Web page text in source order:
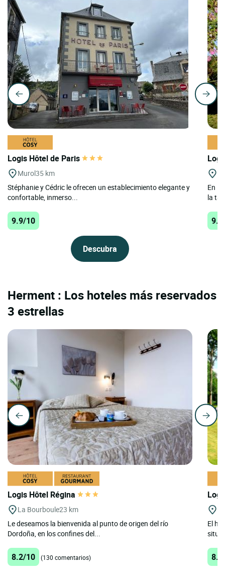
Logis Hôtel de Paris
Murol35 km
Stéphanie y Cédric le ofrecen un establecimiento elegante y
confortable, inmerso...
9.9/10
Descubra
En
la
Herment : Los hoteles más reservados
3 estrellas
Logis Hôtel Régina
La Bourboule23 km
Le deseamos la bienvenida al punto de origen del río
Dordoña, en los confines del...
8.2/10 (130 comentarios)
El